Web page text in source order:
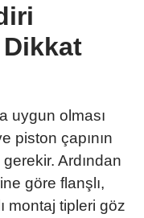
uygun olması
piston çapının
Ardından
göre flanşlı,
montaj tipleri göz